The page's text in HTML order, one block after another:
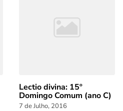
Lectio divina: 15º
Domingo Comum (ano C)
7 de Julho, 2016